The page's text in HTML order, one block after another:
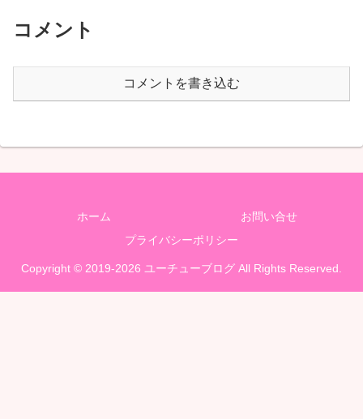
コメント
コメントを書き込む
ホーム
お問い合せ
プライバシーポリシー
Copyright © 2019-2026 ユーチューブログ All Rights Reserved.